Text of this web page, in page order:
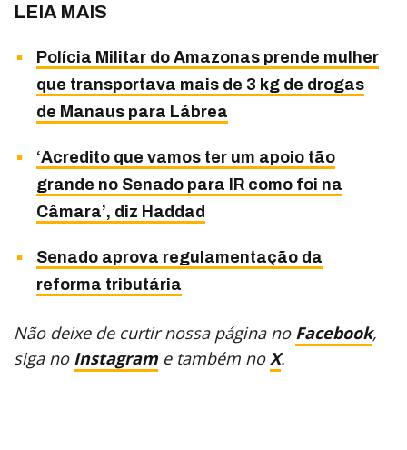
LEIA MAIS
Polícia Militar do Amazonas prende mulher
que transportava mais de 3 kg de drogas
de Manaus para Lábrea
‘Acredito que vamos ter um apoio tão
grande no Senado para IR como foi na
Câmara’, diz Haddad
Senado aprova regulamentação da
reforma tributária
Não deixe de curtir nossa página no Facebook,
siga no Instagram e também no X.